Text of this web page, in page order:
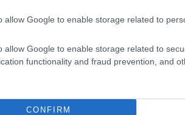
allow Google to enable storage related to
allow Google to enable storage related to
functionality and fraud prevention, and
CONFIRM
a New York-i show-ját
a kislány választja magának.
Pinterest